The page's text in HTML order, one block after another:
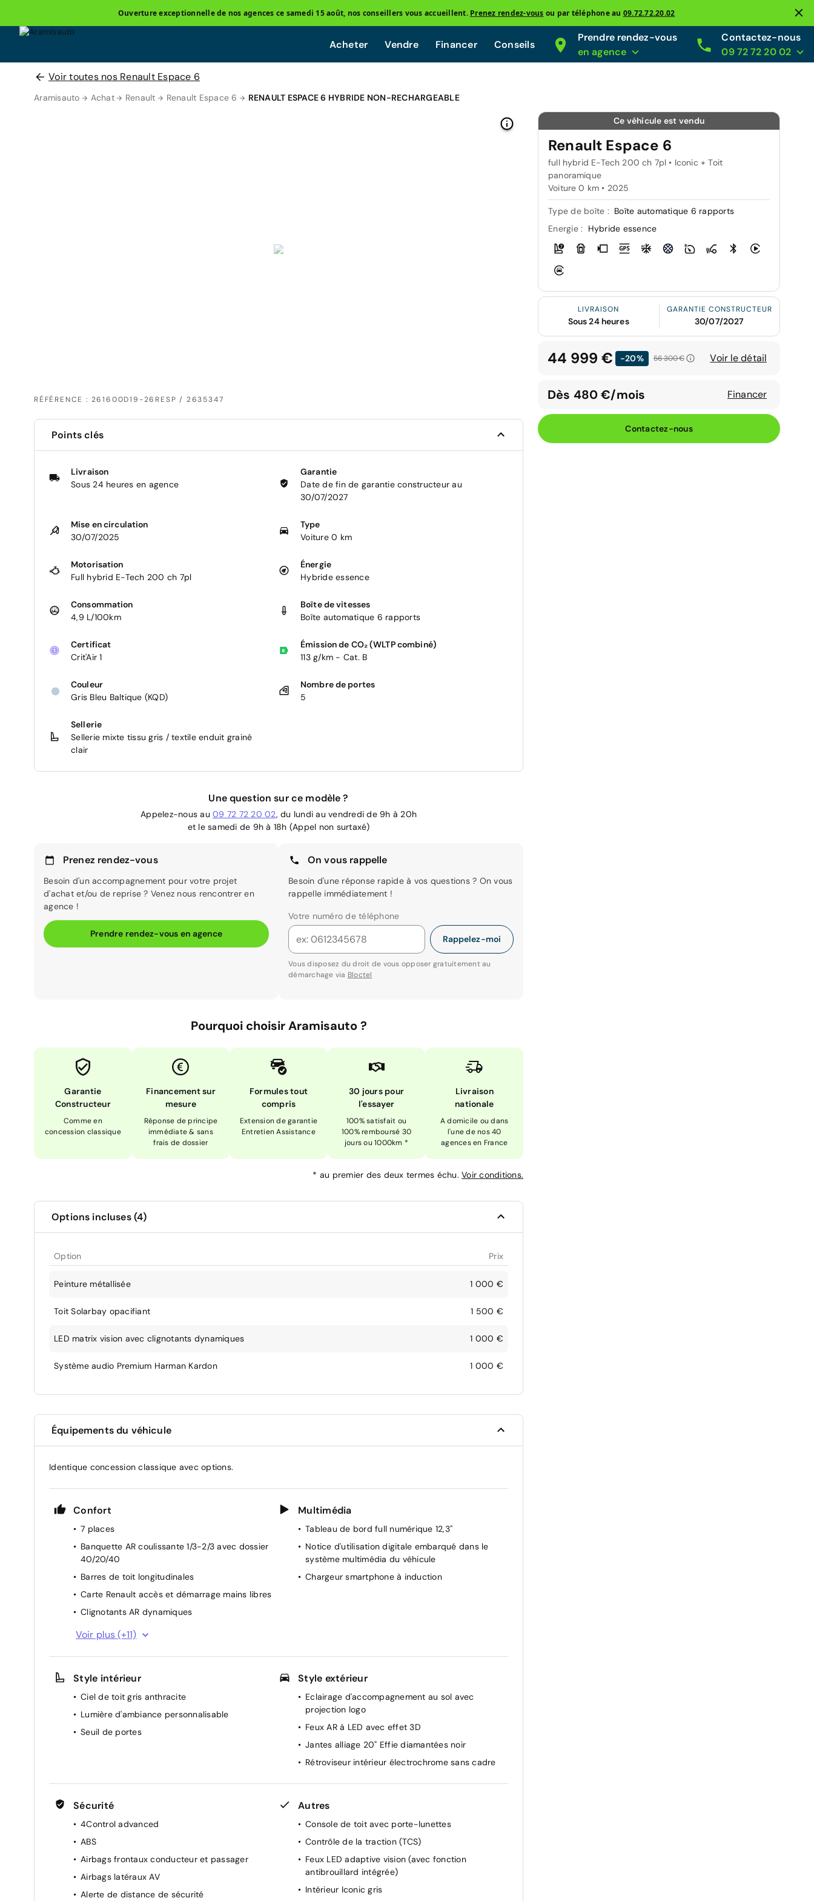
Ouverture exceptionnelle de nos agences ce samedi 15 août, nos conseillers vous accueillent. Prenez rendez-vous ou par téléphone au 09.72.72.20.02
Acheter Vendre Financer Conseils
Prendre rendez-vous
en agence
Contactez-nous
09 72 72 20 02
Voir toutes nos Renault Espace 6
Aramisauto Achat Renault Renault Espace 6 RENAULT ESPACE 6 HYBRIDE NON-RECHARGEABLE
RÉFÉRENCE : 261600D19-26RESP / 2635347
Ce véhicule est vendu
Renault Espace 6
full hybrid E-Tech 200 ch 7pl • Iconic + Toit
panoramique
Voiture 0 km • 2025
Type de boîte : Boîte automatique 6 rapports
Energie :
Hybride essence
LIVRAISON
Sous 24 heures
GARANTIE CONSTRUCTEUR
30/07/2027
44 999 € -20% 56 300 € Voir le détail
Dès 480 €/mois Financer
Contactez-nous
Points clés
Livraison
Sous 24 heures en agence
Garantie
Date de fin de garantie constructeur au
30/07/2027
Mise en circulation
30/07/2025
Type
Voiture 0 km
Motorisation
Full hybrid E-Tech 200 ch 7pl
Énergie
Hybride essence
Consommation
4,9 L/100km
Boîte de vitesses
Boîte automatique 6 rapports
Certificat
Crit'Air 1
Émission de CO₂ (WLTP combiné)
113 g/km - Cat. B
Couleur
Gris Bleu Baltique (KQD)
Nombre de portes
5
Sellerie
Sellerie mixte tissu gris / textile enduit grainé
clair
Une question sur ce modèle ?
Appelez-nous au 09 72 72 20 02, du lundi au vendredi de 9h à 20h
et le samedi de 9h à 18h (Appel non surtaxé)
Prenez rendez-vous
Besoin d'un accompagnement pour votre projet
d'achat et/ou de reprise ? Venez nous rencontrer en
agence !
Prendre rendez-vous en agence
On vous rappelle
Besoin d'une réponse rapide à vos questions ? On vous
rappelle immédiatement !
Votre numéro de téléphone
Rappelez-moi
Vous disposez du droit de vous opposer gratuitement au
démarchage via Bloctel
Pourquoi choisir Aramisauto ?
Garantie
Constructeur
Comme en
concession classique
Financement sur
mesure
Réponse de principe
immédiate & sans
frais de dossier
Formules tout
compris
Extension de garantie
Entretien Assistance
30 jours pour
l'essayer
100% satisfait ou
100% remboursé 30
jours ou 1000km *
Livraison
nationale
A domicile ou dans
l'une de nos 40
agences en France
* au premier des deux termes échu. Voir conditions.
Options incluses (4)
Option Prix
Peinture métallisée 1 000 €
Toit Solarbay opacifiant 1 500 €
LED matrix vision avec clignotants dynamiques 1 000 €
Système audio Premium Harman Kardon 1 000 €
Équipements du véhicule
Identique concession classique avec options.
Confort
7 places
Banquette AR coulissante 1/3-2/3 avec dossier
40/20/40
Barres de toit longitudinales
Carte Renault accès et démarrage mains libres
Clignotants AR dynamiques
Climatisation automatique bi-zone
et prévention survitesse
Direction assistée
Faux plancher de coffre
Lève-vitres AV électriques
Multi-sense
Sièges AV électriques à mémoire avec réglage et
massage lombaire conducteur
Hayon motorisé mains libres
Voir plus (+11)
Multimédia
Tableau de bord full numérique 12,3''
Notice d'utilisation digitale embarqué dans le
système multimédia du véhicule
Chargeur smartphone à induction
Style intérieur
Ciel de toit gris anthracite
Lumière d'ambiance personnalisable
Seuil de portes
Style extérieur
Eclairage d'accompagnement au sol avec
projection logo
Feux AR à LED avec effet 3D
Jantes alliage 20" Effie diamantées noir
Rétroviseur intérieur électrochrome sans cadre
Sécurité
4Control advanced
ABS
Airbags frontaux conducteur et passager
Airbags latéraux AV
Alerte de distance de sécurité
Autres
Console de toit avec porte-lunettes
Contrôle de la traction (TCS)
Feux LED adaptive vision (avec fonction
antibrouillard intégrée)
Intérieur Iconic gris